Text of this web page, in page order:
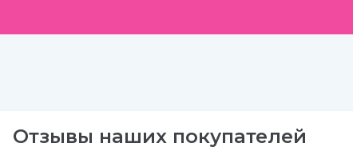
Отзывы наших покупателей